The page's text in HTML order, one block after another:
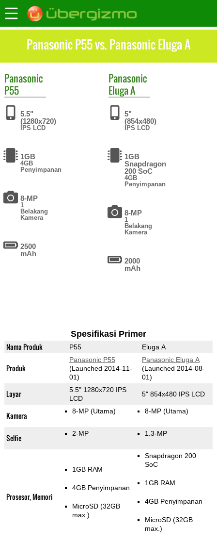
Panasonic P55 vs. Panasonic Eluga A
Panasonic
P55
5.5"
(1280x720)
IPS LCD
1GB
4GB
Penyimpanan
8-MP
1
Belakang
Kamera
2500
mAh
Panasonic
Eluga A
5"
(854x480)
IPS LCD
1GB
Snapdragon
200 SoC
4GB
Penyimpanan
8-MP
1
Belakang
Kamera
2000
mAh
Spesifikasi Primer
Nama Produk P55 Eluga A
Produk
Panasonic P55
(Launched 2014-11-
01)
Panasonic Eluga A
(Launched 2014-08-
01)
Layar
5.5" 1280x720 IPS
LCD
5" 854x480 IPS LCD
Kamera 8-MP (Utama) 8-MP (Utama)
Selfie 2-MP 1.3-MP
Prosesor, Memori
1GB RAM
4GB Penyimpanan
MicroSD (32GB
max.)
Snapdragon 200
SoC
1GB RAM
4GB Penyimpanan
MicroSD (32GB
max.)